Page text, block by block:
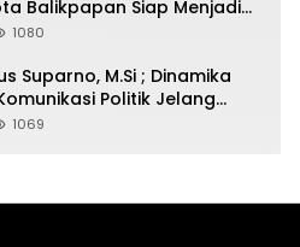
Balikpapan Siap Menjadi
Di Kaltim
1080
Suparno, M.Si ; Dinamika
Politik Jelang
1069